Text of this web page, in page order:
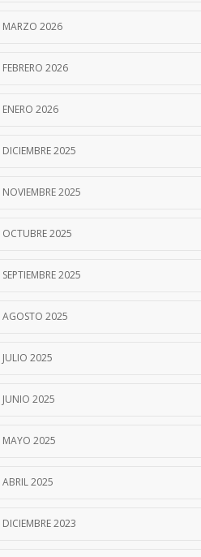
MARZO 2026
FEBRERO 2026
ENERO 2026
DICIEMBRE 2025
NOVIEMBRE 2025
OCTUBRE 2025
SEPTIEMBRE 2025
AGOSTO 2025
JULIO 2025
JUNIO 2025
MAYO 2025
ABRIL 2025
DICIEMBRE 2023